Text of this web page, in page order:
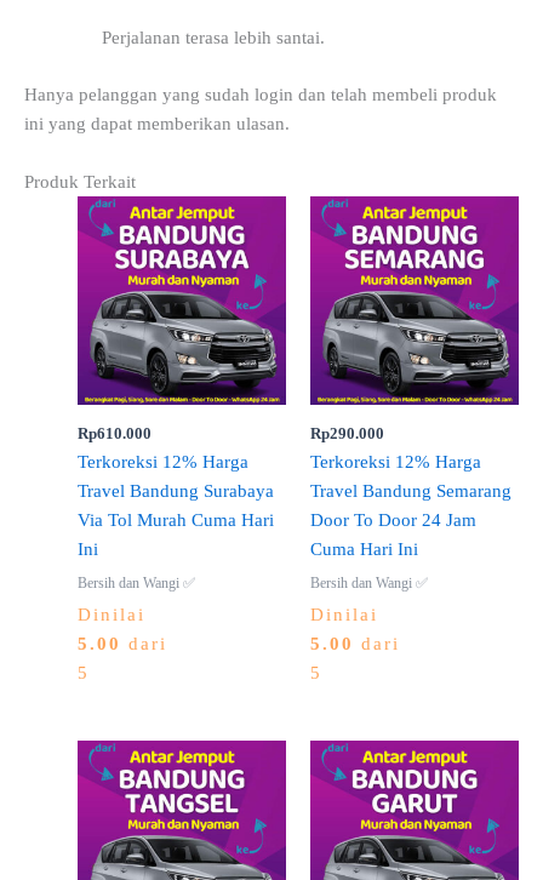
Perjalanan terasa lebih santai.
Hanya pelanggan yang sudah login dan telah membeli produk
ini yang dapat memberikan ulasan.
Produk Terkait
Rp610.000
Terkoreksi 12% Harga
Travel Bandung Surabaya
Via Tol Murah Cuma Hari
Ini
Bersih dan Wangi ✅
Dinilai
5.00 dari
5
Rp290.000
Terkoreksi 12% Harga
Travel Bandung Semarang
Door To Door 24 Jam
Cuma Hari Ini
Bersih dan Wangi ✅
Dinilai
5.00 dari
5